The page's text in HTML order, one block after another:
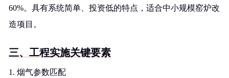
60%。具有系统简单、投资低的特点，适合中小规模窑炉改
造项目。
三、工程实施关键要素
1. 烟气参数匹配